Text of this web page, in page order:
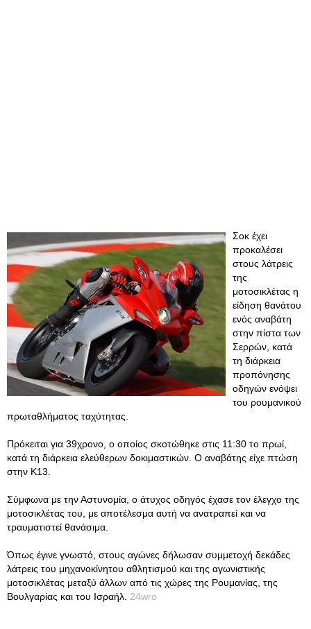
Σοκ έχει
προκαλέσει
στους λάτρεις
της
μοτοσικλέτας η
είδηση θανάτου
ενός αναβάτη
στην πίστα των
Σερρών, κατά
τη διάρκεια
προπόνησης
οδηγών ενόψει
του ρουμανικού
πρωταθλήματος ταχύτητας.
Πρόκειται για 39χρονο, ο οποίος σκοτώθηκε στις 11:30 το πρωί,
κατά τη διάρκεια ελεύθερων δοκιμαστικών. Ο αναβάτης είχε πτώση
στην Κ13.
Σύμφωνα με την Αστυνομία, ο άτυχος οδηγός έχασε τον έλεγχο της
μοτοσικλέτας του, με αποτέλεσμα αυτή να ανατραπεί και να
τραυματιστεί θανάσιμα.
Όπως έγινε γνωστό, στους αγώνες δήλωσαν συμμετοχή δεκάδες
λάτρεις του μηχανοκίνητου αθλητισμού και της αγωνιστικής
μοτοσικλέτας μεταξύ άλλων από τις χώρες της Ρουμανίας, της
Βουλγαρίας και του Ισραήλ. 24wro